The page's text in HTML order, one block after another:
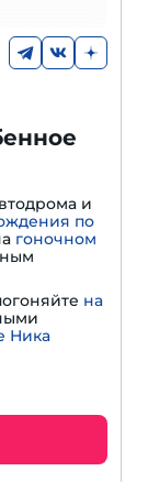
и
по
гоночном
на
Ника